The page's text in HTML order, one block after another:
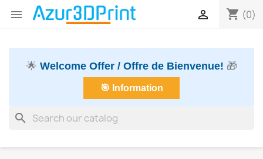
 shopping_cart (0)

🌟 Welcome Offer / Offre de Bienvenue! 🎁
🎯 Information
search